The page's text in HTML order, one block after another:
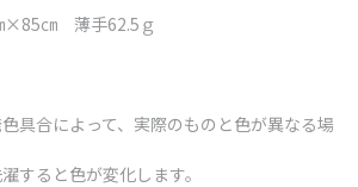
×85㎝ 薄手62.5ｇ
具合によって、実際のものと色が異なる場
すると色が変化します。